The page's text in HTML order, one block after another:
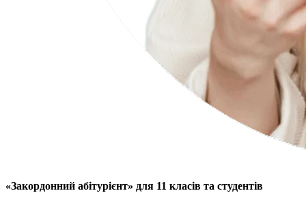
«Закордонний абітурієнт» для 11 класів та студентів